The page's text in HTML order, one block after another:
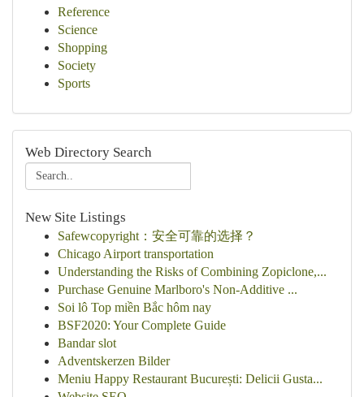
Reference
Science
Shopping
Society
Sports
Web Directory Search
New Site Listings
Safewcopyright：安全可靠的选择？
Chicago Airport transportation
Understanding the Risks of Combining Zopiclone,...
Purchase Genuine Marlboro's Non-Additive ...
Soi lô Top miền Bắc hôm nay
BSF2020: Your Complete Guide
Bandar slot
Adventskerzen Bilder
Meniu Happy Restaurant București: Delicii Gusta...